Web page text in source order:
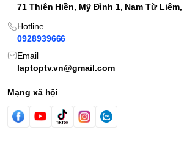
71 Thiên Hiền, Mỹ Đình 1, Nam Từ Liêm,
Hotline
0928939666
Email
laptoptv.vn@gmail.com
Mạng xã hội